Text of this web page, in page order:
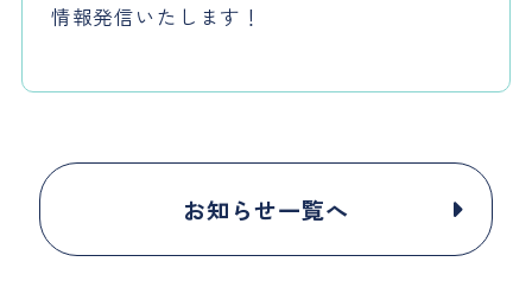
情報発信いたします！
お知らせ一覧へ